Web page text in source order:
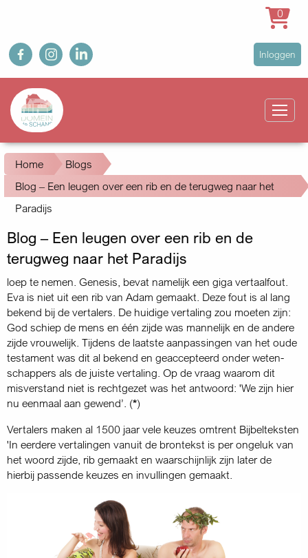
Overslaan
en
naar
inhoud
gaan
fb ig in
User
account
Inloggen
Main
navigation
0
Kruimelpad
Home
Blogs
Blog – Een leugen over een rib en de terugweg naar het
Paradijs
Blog – Een leugen over een rib en de
terugweg naar het Paradijs
loep te nemen. Genesis, bevat namelijk een giga vertaalfout.
Eva is niet uit een rib van Adam gemaakt. Deze fout is al lang
bekend bij de vertalers. De huidige vertaling zou moeten zijn:
God schiep de mens en één zijde was mannelijk en de andere
zijde vrouwelijk. Tijdens de laatste aanpassingen van het oude
testament was dit al bekend en geaccepteerd onder weten­
schappers als de juiste vertaling. Op de vraag waarom dit
misverstand niet is rechtgezet was het antwoord: 'We zijn hier
nu eenmaal aan gewend’. (*)
Vertalers maken al 1500 jaar vele keuzes omtrent Bijbelteksten
'In eerdere vertalingen vanuit de brontekst is per ongeluk van
het woord zijde, rib gemaakt en waarschijnlijk zijn later de
hierbij passende keuzes en invullingen gemaakt.